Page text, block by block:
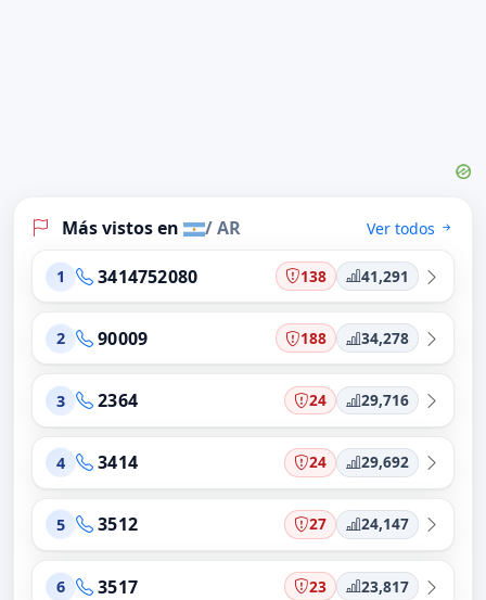
Más vistos en / AR Ver todos
1 3414752080 138 41,291
2 90009 188 34,278
3 2364 24 29,716
4 3414 24 29,692
5 3512 27 24,147
6 3517 23 23,817